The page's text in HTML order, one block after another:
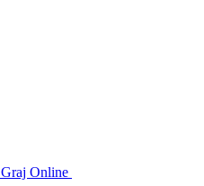
Graj Online